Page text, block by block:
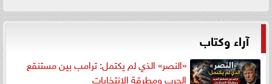
آراء وكتاب
«النصر» الذي لم يكتمل: ترامب بين مستنقع
الحرب ومطرقة الانتخابات